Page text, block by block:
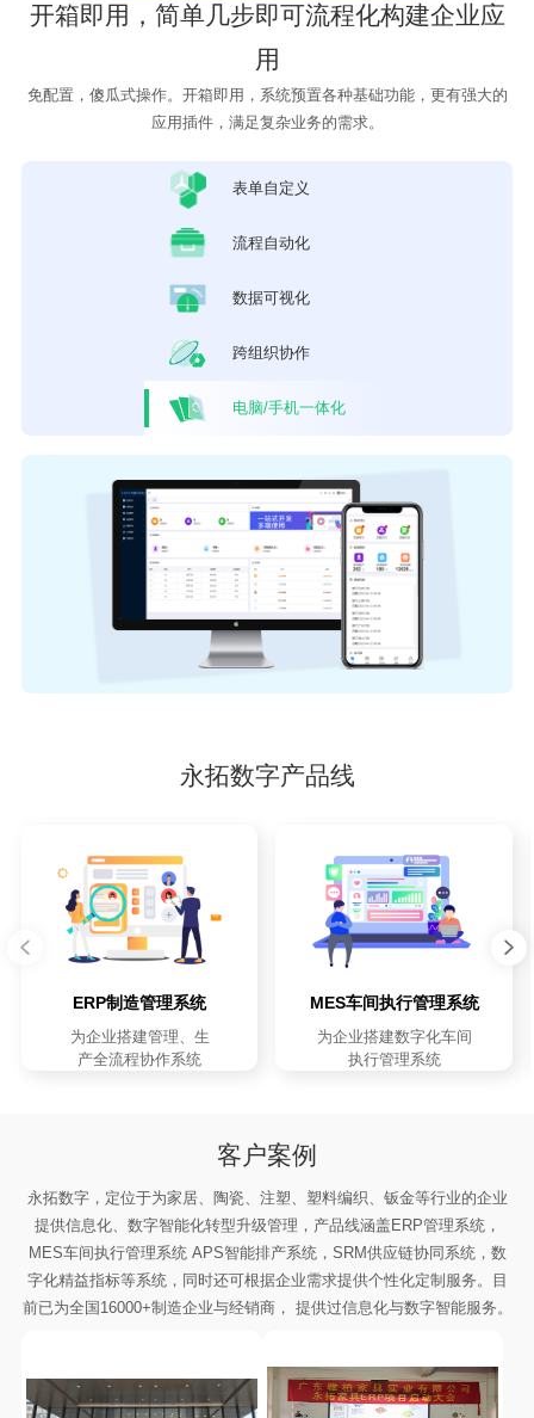
开箱即用，简单几步即可流程化构建企业应
用
免配置，傻瓜式操作。开箱即用，系统预置各种基础功能，更有强大的
应用插件，满足复杂业务的需求。
表单自定义
流程自动化
数据可视化
跨组织协作
电脑/手机一体化
永拓数字产品线
ERP制造管理系统
为企业搭建管理、生
产全流程协作系统
MES车间执行管理系统
为企业搭建数字化车间
执行管理系统
客户案例
永拓数字，定位于为家居、陶瓷、注塑、塑料编织、钣金等行业的企业
提供信息化、数字智能化转型升级管理，产品线涵盖ERP管理系统，
MES车间执行管理系统 APS智能排产系统，SRM供应链协同系统，数
字化精益指标等系统，同时还可根据企业需求提供个性化定制服务。目
前已为全国16000+制造企业与经销商， 提供过信息化与数字智能服务。